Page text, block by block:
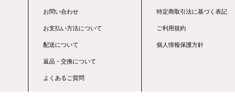
お問い合わせ
お支払い方法について
配送について
返品・交換について
よくあるご質問
特定商取引法に基づく表記
ご利用規約
個人情報保護方針